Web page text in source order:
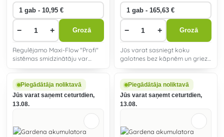
− + Grozā
Regulējamo Maxi-Flow "Profi"
sistēmas smidzinātāju var
iestatīt atbilstoši jūsu
neatkarīgi no tā, vai tā ir
spēcīga, intensīva straume vai
smalka migla jutīg
− + Grozā
Jūs varat sasniegt koku
galotnes bez kāpnēm un griezt
zarus uz zemes, nesakāpjoties.
Piegādātāja noliktavā
Jūs varat saņemt ceturtdien,
13.08.
Piegādātāja noliktavā
Jūs varat saņemt ceturtdien,
13.08.